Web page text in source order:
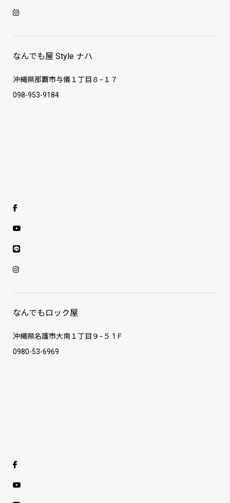
なんでも屋 Style ナハ
沖縄県那覇市与儀１丁目８−１７
098-953-9184
なんでもロック屋
沖縄県名護市大南１丁目９−５ 1Ｆ
0980-53-6969